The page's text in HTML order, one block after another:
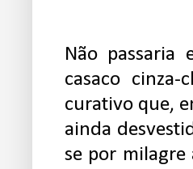
Não passaria
casaco
curativo que,
ainda
se por milagre